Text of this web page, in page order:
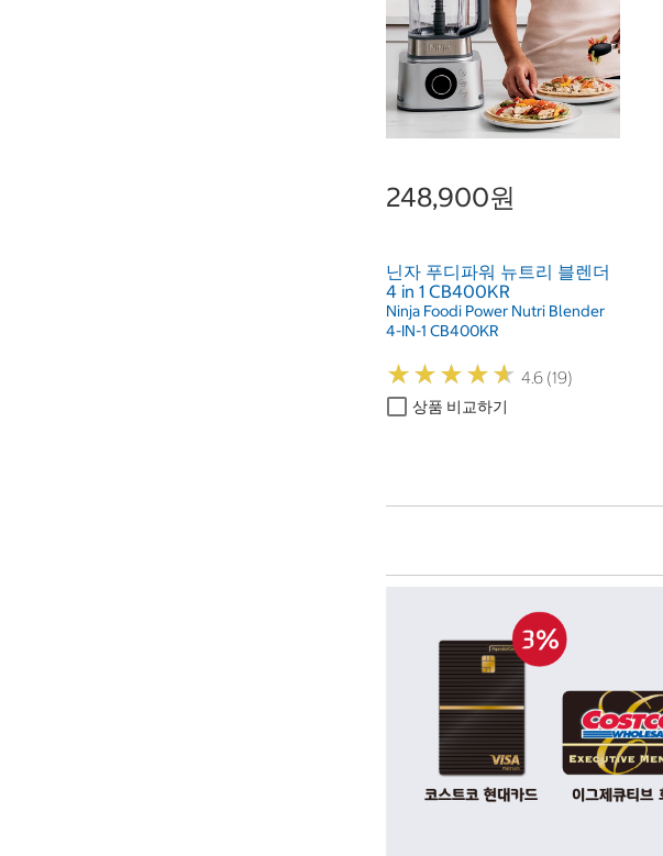
248,900원
닌자 푸디파워 뉴트리 블렌더
4 in 1 CB400KR
Ninja Foodi Power Nutri Blender
4-IN-1 CB400KR
★★★★★
★★★★★ 4.6 (19)
상품 비교하기